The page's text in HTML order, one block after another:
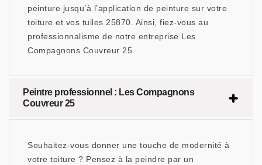
peinture jusqu’à l’application de peinture sur votre
toiture et vos tuiles 25870. Ainsi, fiez-vous au
professionnalisme de notre entreprise Les
Compagnons Couvreur 25.
Peintre professionnel : Les Compagnons
Couvreur 25
Souhaitez-vous donner une touche de modernité à
votre toiture ? Pensez à la peindre par un